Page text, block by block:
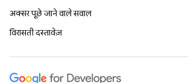
अक्सर पूछे जाने वाले सवाल
विरासती दस्तावेज़